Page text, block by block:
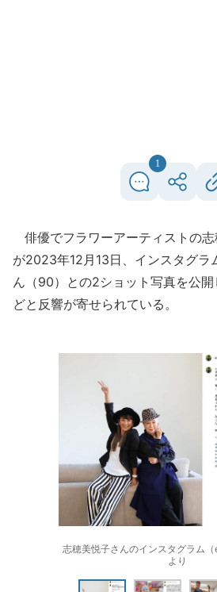
1
俳優でフラワーアーティストの志
が2023年12月13日、インスタグラ
ん（90）との2ショット写真を公
どと反響が寄せられている。
志穂美悦子さんのインスタグラム（
より